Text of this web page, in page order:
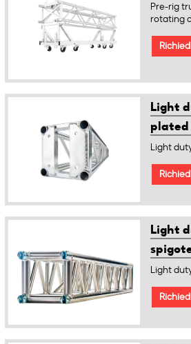
Pre-rig
rotating
Light
plated
Light
Light
Light